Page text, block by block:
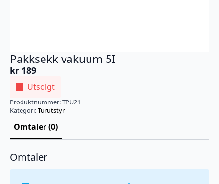
Pakksekk vakuum 5I
kr 189
Utsolgt
Produktnummer:TPU21
Kategori:Turutstyr
Omtaler (0)
Omtaler